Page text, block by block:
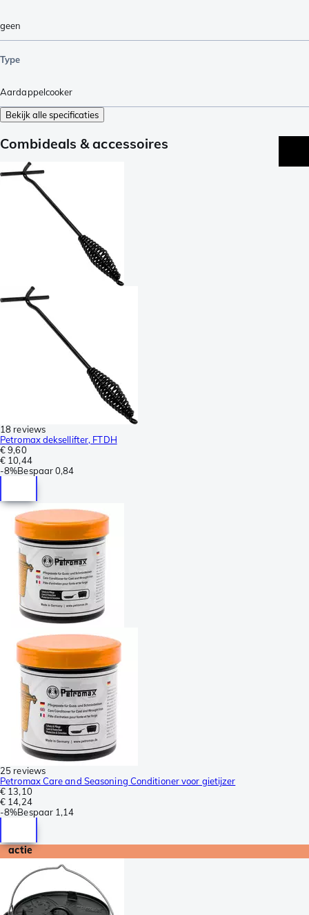
geen
Type
Aardappelcooker
Bekijk alle specificaties
Combideals & accessoires
18 reviews
Petromax deksellifter, FTDH
€ 9,60
€ 10,44
-8%Bespaar0,84
25 reviews
Petromax Care and Seasoning Conditioner voor gietijzer
€ 13,10
€ 14,24
-8%Bespaar 1,14
actie